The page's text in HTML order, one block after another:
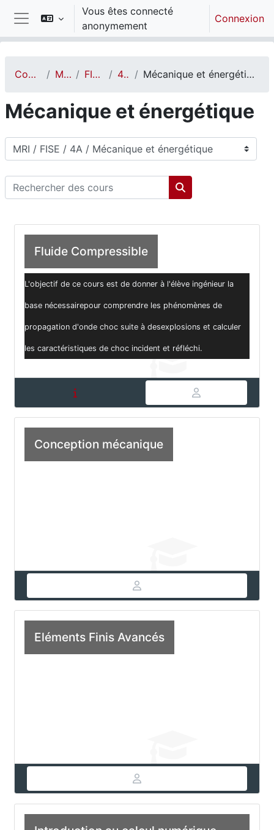
Passer au contenu principal
Panneau latéral
Vous êtes connecté
anonymement
Connexion
Cours MRI FISE 4A Mécanique et énergétique
Mécanique et énergétique
Catégories de cours
Rechercher des cours
Rechercher des
Fluide Compressible
L'objectif de ce cours est de donner à l'élève ingénieur la
base nécessairepour comprendre les phénomènes de
propagation d'onde choc suite à desexplosions et calculer
les caractéristiques de choc incident et réfléchi.
Conception mécanique
Eléments Finis Avancés